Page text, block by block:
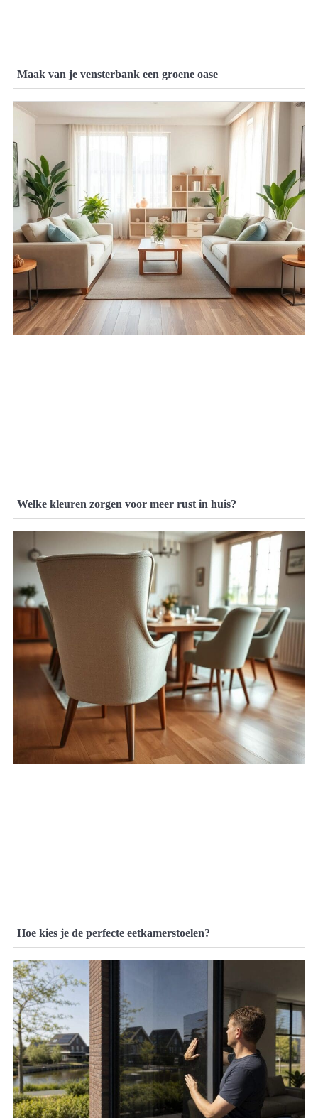
Maak van je vensterbank een groene oase
Welke kleuren zorgen voor meer rust in huis?
Hoe kies je de perfecte eetkamerstoelen?